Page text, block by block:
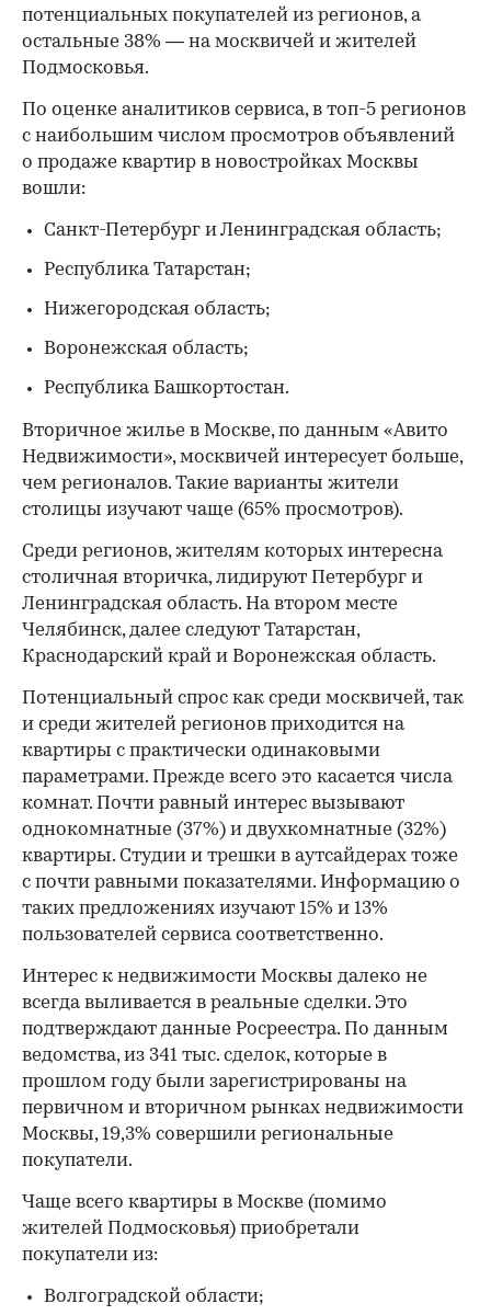
потенциальных покупателей из регионов, а
остальные 38% — на москвичей и жителей
Подмосковья.
По оценке аналитиков сервиса, в топ-5 регионов
с наибольшим числом просмотров объявлений
о продаже квартир в новостройках Москвы
вошли:
Санкт-Петербург и Ленинградская область;
Республика Татарстан;
Нижегородская область;
Воронежская область;
Республика Башкортостан.
Вторичное жилье в Москве, по данным «Авито
Недвижимости», москвичей интересует больше,
чем регионалов. Такие варианты жители
столицы изучают чаще (65% просмотров).
Среди регионов, жителям которых интересна
столичная вторичка, лидируют Петербург и
Ленинградская область. На втором месте
Челябинск, далее следуют Татарстан,
Краснодарский край и Воронежская область.
Потенциальный спрос как среди москвичей, так
и среди жителей регионов приходится на
квартиры с практически одинаковыми
параметрами. Прежде всего это касается числа
комнат. Почти равный интерес вызывают
однокомнатные (37%) и двухкомнатные (32%)
квартиры. Студии и трешки в аутсайдерах тоже
с почти равными показателями. Информацию о
таких предложениях изучают 15% и 13%
пользователей сервиса соответственно.
Интерес к недвижимости Москвы далеко не
всегда выливается в реальные сделки. Это
подтверждают данные Росреестра. По данным
ведомства, из 341 тыс. сделок, которые в
прошлом году были зарегистрированы на
первичном и вторичном рынках недвижимости
Москвы, 19,3% совершили региональные
покупатели.
Чаще всего квартиры в Москве (помимо
жителей Подмосковья) приобретали
покупатели из:
Волгоградской области;